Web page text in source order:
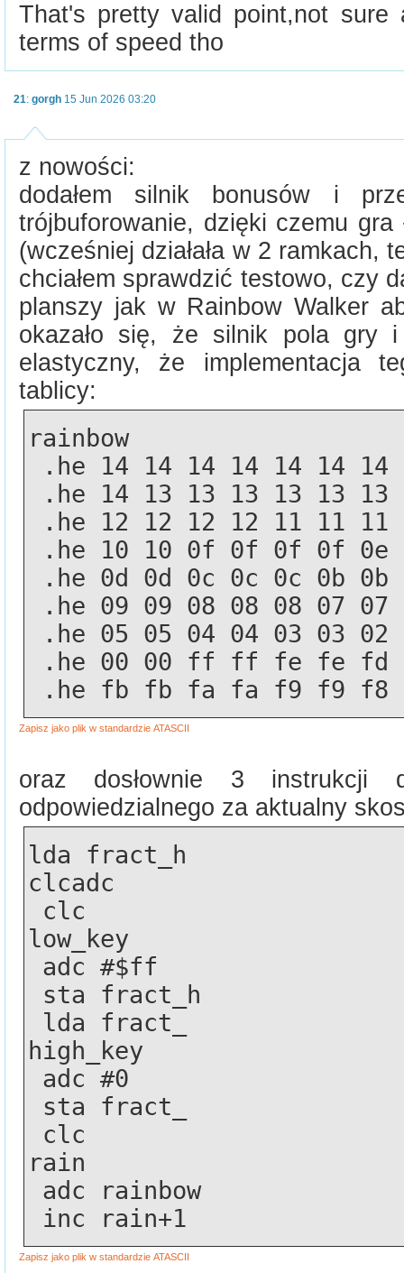
That's pretty valid point,not sure
terms of speed tho
21: gorgh 15 Jun 2026 03:20
z nowości:
dodałem silnik bonusów i
trójbuforowanie, dzięki czemu gra
(wcześniej działała w 2 ramkach,
chciałem sprawdzić testowo, czy
planszy jak w Rainbow Walker
okazało się, że silnik pola gry
elastyczny, że implementacja
tablicy:
rainbow
.he 14 14 14 14 14 14 14
.he 14 13 13 13 13 13 13
.he 12 12 12 12 11 11 11
.he 10 10 0f 0f 0f 0f 0e
.he 0d 0d 0c 0c 0c 0b 0b
.he 09 09 08 08 08 07 07
.he 05 05 04 04 03 03 02
.he 00 00 ff ff fe fe fd
.he fb fb fa fa f9 f9 f8
oraz dosłownie 3
odpowiedzialnego za aktualny
lda fract_h
clcadc
clc
low_key
adc #$ff
sta fract_h
lda fract_
high_key
adc #0
sta fract_
clc
rain
adc rainbow
inc rain+1